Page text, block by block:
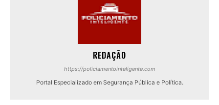
REDAÇÃO
https://policiamentointeligente.com
Portal Especializado em Segurança Pública e Política.